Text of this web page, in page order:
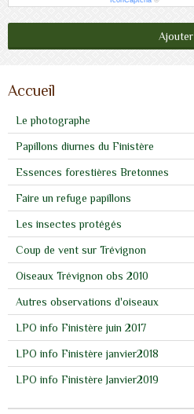
Ajouter
Accueil
Le photographe
Papillons diurnes du Finistère
Essences forestières Bretonnes
Faire un refuge papillons
Les insectes protégés
Coup de vent sur Trévignon
Oiseaux Trévignon obs 2010
Autres observations d'oiseaux
LPO info Finistère juin 2017
LPO info Finistère janvier2018
LPO info Finistère Janvier2019